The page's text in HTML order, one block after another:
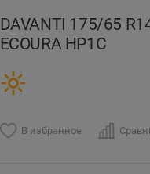
DAVANTI 175/65
ECOURA HP1C
В избранное